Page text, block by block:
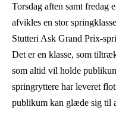
Torsdag aften samt fredag
afvikles en stor
Stutteri Ask Grand Prix-
Det er en klasse, som
som altid vil holde
springryttere har leveret
publikum kan glæde sig til